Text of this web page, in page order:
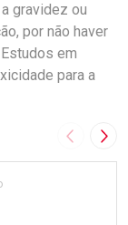
gravidez ou
por não haver
em
para a
Imagem